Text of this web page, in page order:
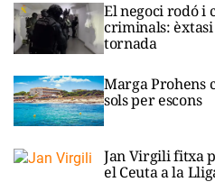
El negoci rodó i
criminals: èxtasi
tornada
Marga Prohens
sols per escons
Jan Virgili fitxa
el Ceuta a la